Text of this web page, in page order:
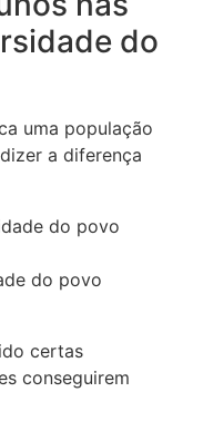
do
uma população
a diferença
do povo
certas
conseguirem